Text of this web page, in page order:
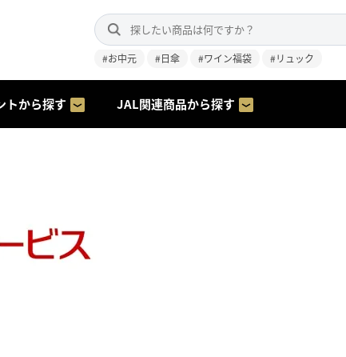
#お中元 #日傘 #ワイン福袋 #リュック
トから探す JAL関連商品から探す